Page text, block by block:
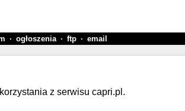
· ogłoszenia · ftp · email
z serwisu capri.pl.